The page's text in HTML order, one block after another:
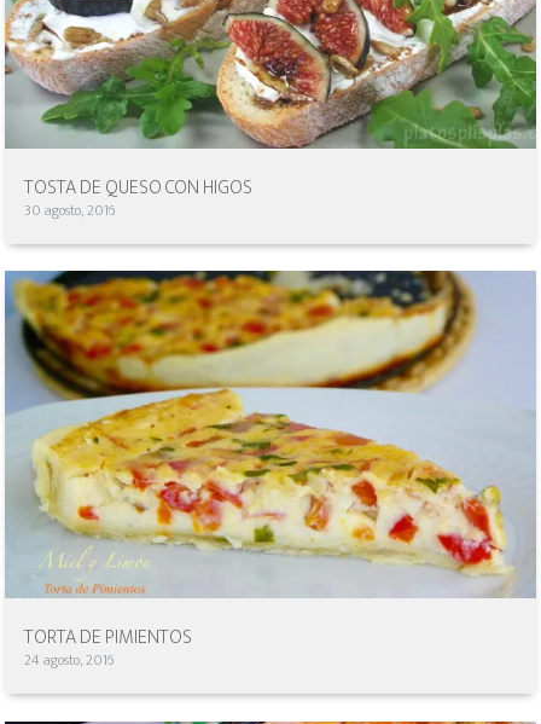
TOSTA DE QUESO CON HIGOS
30 agosto, 2016
TORTA DE PIMIENTOS
24 agosto, 2016